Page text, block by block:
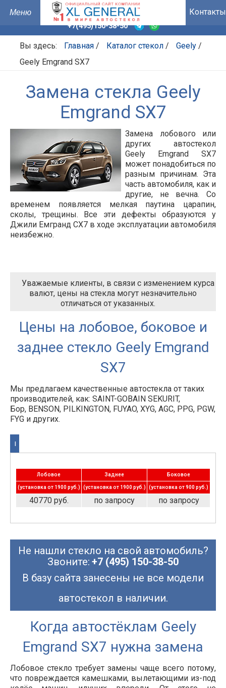
Контакты
+7(495)150-38-50
Вы здесь: Главная / Каталог стекол / Geely /
Geely Emgrand SX7
Замена стекла Geely
Emgrand SX7
Замена лобового или
других автостекол
Geely Emgrand SX7
может понадобиться по
разным причинам. Эта
часть автомобиля, как и
другие, не вечна. Со
временем появляется мелкая паутина царапин,
сколы, трещины. Все эти дефекты образуются у
Джили Емгранд СХ7 в ходе эксплуатации автомобиля
неизбежно.
Уважаемые клиенты, в связи с изменением курса
валют, цены на стекла могут незначительно
отличаться от указанных.
Цены на лобовое, боковое и
заднее стекло Geely Emgrand
SX7
Мы предлагаем качественные автостекла от таких
производителей, как: SAINT-GOBAIN SEKURIT,
Бор, BENSON, PILKINGTON, FUYAO, XYG, AGC, PPG, PGW,
FYG и других.
Лобовое Заднее Боковое
(установка от 1900 руб.) (установка от 1900 руб.) (установка от 900 руб.)
40770 руб. по запросу по запросу
Не нашли стекло на свой автомобиль?
Звоните: +7 (495) 150-38-50
В базу сайта занесены не все модели
автостекол в наличии.
Когда автостёклам Geely
Emgrand SX7 нужна замена
Лобовое стекло требует замены чаще всего потому,
что повреждается камешками, вылетающими из-под